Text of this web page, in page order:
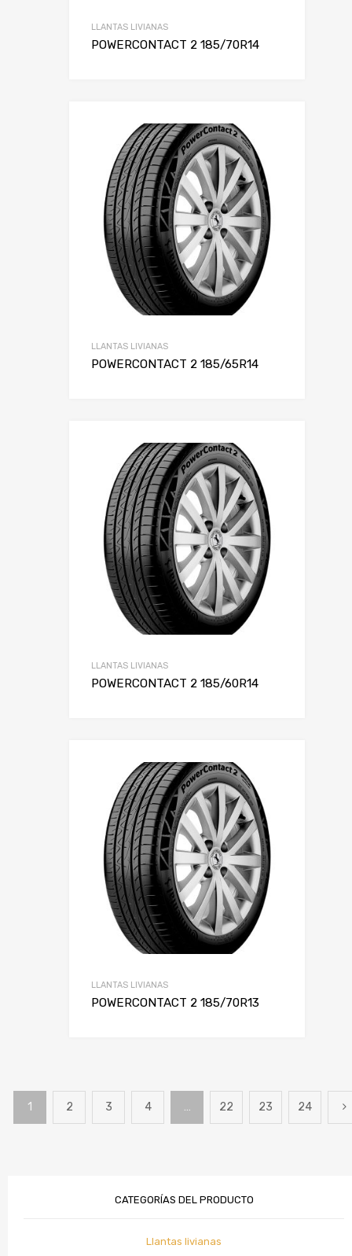
LLANTAS LIVIANAS
POWERCONTACT 2 185/70R14
LLANTAS LIVIANAS
POWERCONTACT 2 185/65R14
LLANTAS LIVIANAS
POWERCONTACT 2 185/60R14
LLANTAS LIVIANAS
POWERCONTACT 2 185/70R13
1 2 3 4 … 22 23 24
CATEGORÍAS DEL PRODUCTO
Llantas livianas